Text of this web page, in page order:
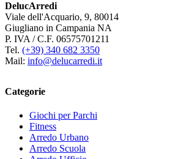
DelucArredi
Viale dell'Acquario, 9, 80014
Giugliano in Campania NA
P. IVA / C.F. 06575701211
Tel. (+39) 340 682 3350
Mail: info@delucarredi.it
Categorie
Giochi per Parchi
Fitness
Arredo Urbano
Arredo Scuola